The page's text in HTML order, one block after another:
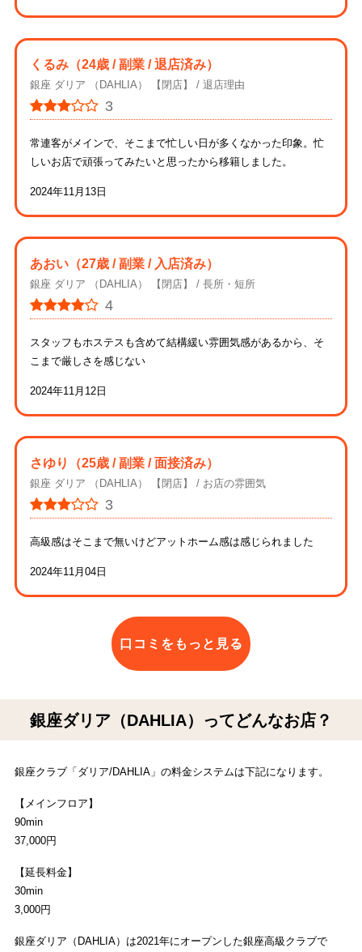
くるみ （24歳 / 副業 / 退店済み）
銀座 ダリア （DAHLIA） 【閉店】 退店理由
3
常連客がメインで、そこまで忙しい日が多くなかった印象。忙
しいお店で頑張ってみたいと思ったから移籍しました。
2024年11月13日
あおい （27歳 / 副業 / 入店済み）
銀座 ダリア （DAHLIA） 【閉店】 長所・短所
4
スタッフもホステスも含めて結構緩い雰囲気感があるから、そ
こまで厳しさを感じない
2024年11月12日
さゆり （25歳 / 副業 / 面接済み）
銀座 ダリア （DAHLIA） 【閉店】 お店の雰囲気
3
高級感はそこまで無いけどアットホーム感は感じられました
2024年11月04日
口コミをもっと見る
銀座ダリア（DAHLIA）ってどんなお店？
銀座クラブ「ダリア/DAHLIA」の料金システムは下記になります。
【メインフロア】
90min
37,000円
【延長料金】
30min
3,000円
銀座ダリア（DAHLIA）は2021年にオープンした銀座高級クラブで